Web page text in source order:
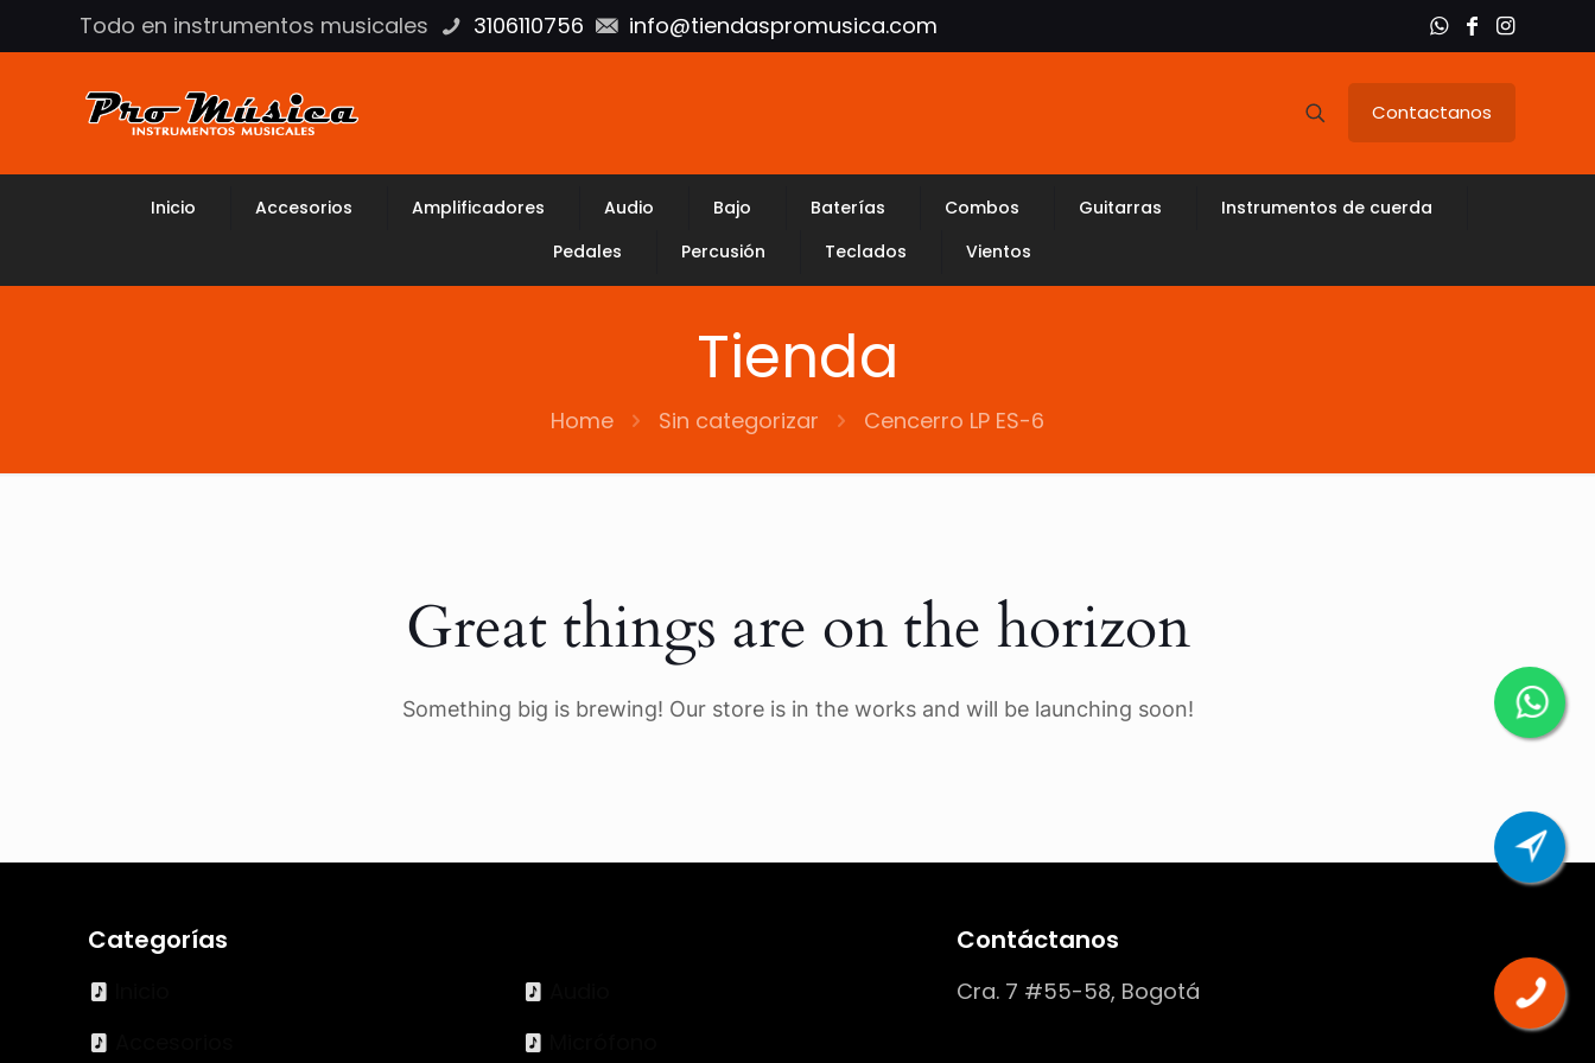
Todo en instrumentos musicales 3106110756 info@tiendaspromusica.com
Contactanos
Inicio Accesorios Amplificadores Audio Bajo Baterías Combos Guitarras
Instrumentos de cuerda
Pedales
Percusión Teclados Vientos
Tienda
Home Sin categorizar Cencerro LP ES-6
Great things are on the horizon
Something big is brewing! Our store is in the works and will be launching soon!
Categorías Contáctanos
Cra. 7 #55-58, Bogotá